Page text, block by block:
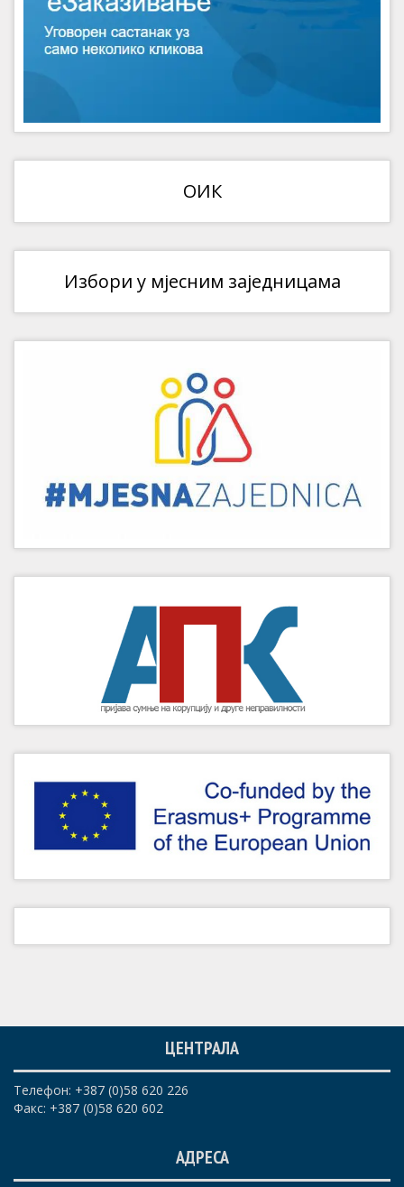
ОИК
Избори у мјесним заједницама
ЦЕНТРАЛА
Телефон: +387 (0)58 620 226
Факс: +387 (0)58 620 602
АДРЕСА